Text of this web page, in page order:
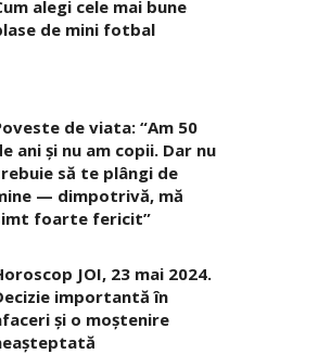
alegi cele mai bune
de mini fotbal
de viata: “Am 50
ani și nu am copii. Dar nu
să te plângi de
— dimpotrivă, mă
foarte fericit”
JOI, 23 mai 2024.
importantă în
şi o moştenire